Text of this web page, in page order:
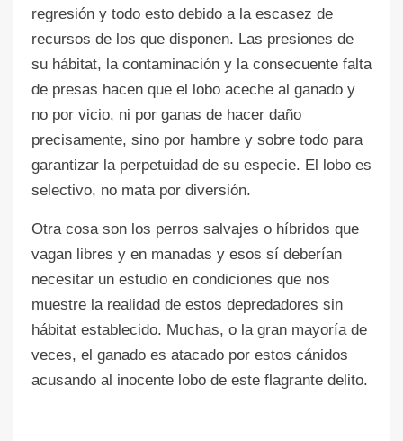
regresión y todo esto debido a la escasez de
recursos de los que disponen. Las presiones de
su hábitat, la contaminación y la consecuente falta
de presas hacen que el lobo aceche al ganado y
no por vicio, ni por ganas de hacer daño
precisamente, sino por hambre y sobre todo para
garantizar la perpetuidad de su especie. El lobo es
selectivo, no mata por diversión.
Otra cosa son los perros salvajes o híbridos que
vagan libres y en manadas y esos sí deberían
necesitar un estudio en condiciones que nos
muestre la realidad de estos depredadores sin
hábitat establecido. Muchas, o la gran mayoría de
veces, el ganado es atacado por estos cánidos
acusando al inocente lobo de este flagrante delito.